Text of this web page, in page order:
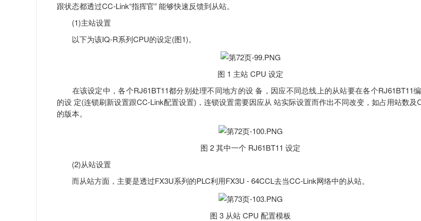
跟状态都透过CC-Link“指挥官” 能够快速反馈到从站。
(1)主站设置
以下为该IQ-R系列CPU的设定(图1)。
图 1 主站 CPU 设定
在该设定中，各个RJ61BT11都分别处理不同地方的设 备，因应不同总线上的从站要在各个RJ61BT11
的设 定(连锁刷新设置跟CC-Link配置设置)，连锁设置需要因应从 站实际设置而作出不同改变，如占用站数及
的版本。
图 2 其中一个 RJ61BT11 设定
(2)从站设置
而从站方面，主要是透过FX3U系列的PLC利用FX3U - 64CCL去当CC-Link网络中的从站。
图 3 从站 CPU 配置模板